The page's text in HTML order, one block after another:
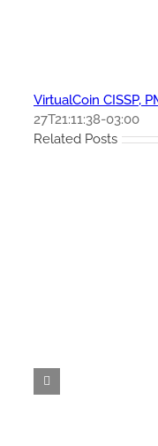
VirtualCoin CISSP,
27T21:11:38-03:00
Related Posts